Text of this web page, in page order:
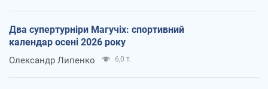
Два супертурніри Магучіх: спортивний
календар осені 2026 року
Олександр Липенко 6,0 т.